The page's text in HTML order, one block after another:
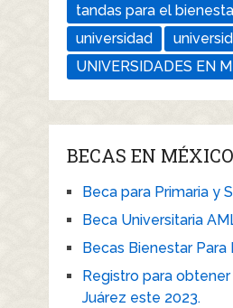
tandas para el
universidad
UNIVERSIDADES EN
BECAS EN MÉXICO
Beca para Primaria y
Beca Universitaria
Becas Bienestar Para
Registro para
Juárez este 2023.